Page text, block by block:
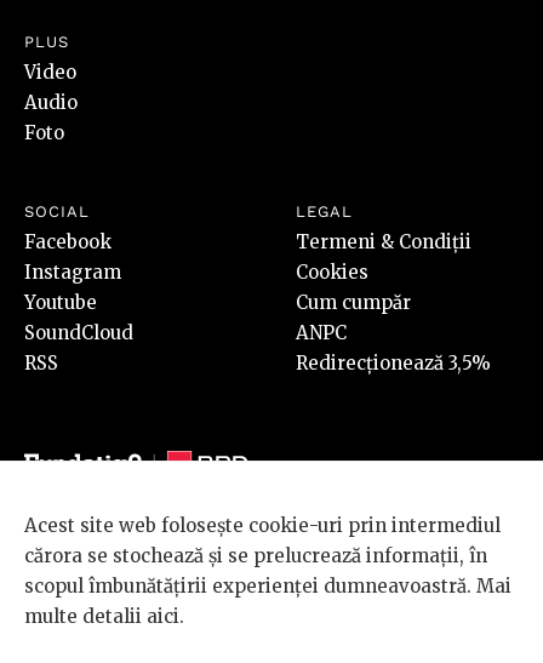
PLUS
Video
Audio
Foto
SOCIAL
Facebook
Instagram
Youtube
SoundCloud
RSS
LEGAL
Termeni & Condiții
Cookies
Cum cumpăr
ANPC
Redirecționează 3,5%
© 2026 BRD Groupe Société Générale, toate drepturile rezervate.
Scena 9 este un proiect sustinut de
BRD GROUPE SOCIÉTÉ
GÉNÉRALE
Acest site web folosește cookie-uri prin intermediul
cărora se stochează și se prelucrează informații, în
scopul îmbunătățirii experienței dumneavoastră. Mai
multe detalii aici.